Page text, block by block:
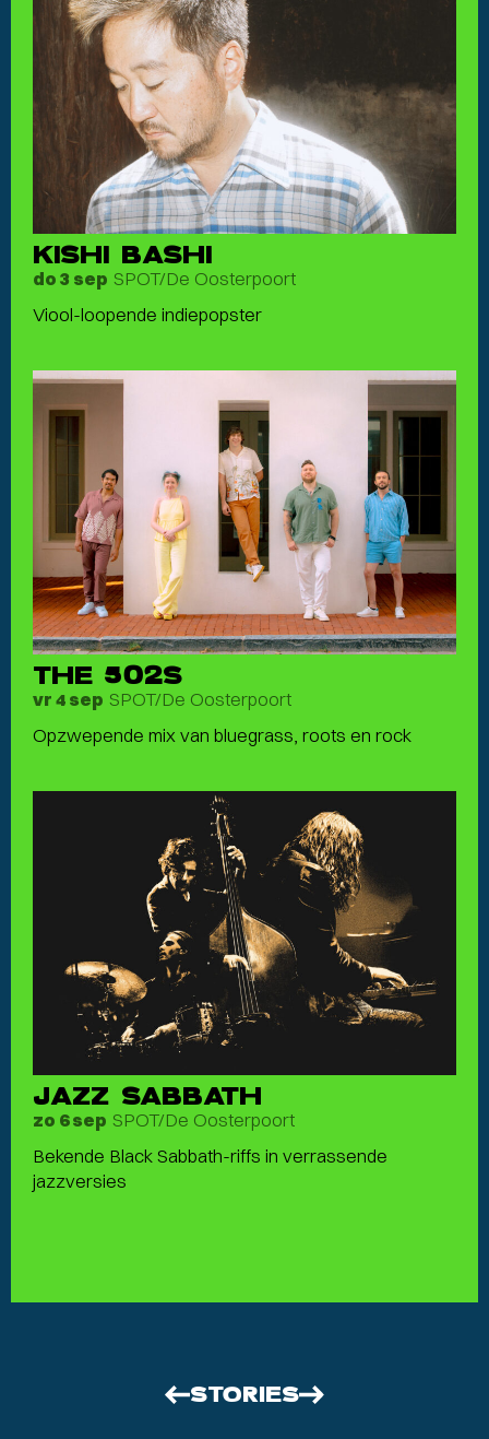
KISHI BASHI
do 3 sep SPOT/De Oosterpoort
Viool-loopende indiepopster
THE 502S
vr 4 sep SPOT/De Oosterpoort
Opzwepende mix van bluegrass, roots en rock
JAZZ SABBATH
zo 6 sep SPOT/De Oosterpoort
Bekende Black Sabbath-riffs in verrassende
jazzversies
STORIES